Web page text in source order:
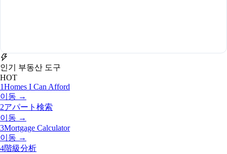
인기 부동산 도구
HOT
1Homes I Can Afford
이동 →
2アパート検索
이동 →
3Mortgage Calculator
이동 →
4階級分析